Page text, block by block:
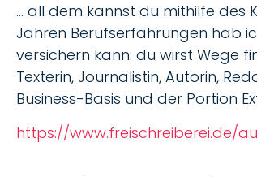
… all dem kannst du mithilfe des
Jahren Berufserfahrungen hab
versichern kann: du wirst Wege
Texterin, Journalistin, Autorin,
Business-Basis und der Portion
https://www.freischreiberei.de/